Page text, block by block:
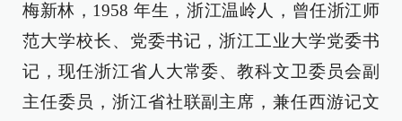
梅新林，1958 年生，浙江温岭人，曾任浙江师
范大学校长、党委书记，浙江工业大学党委书
记，现任浙江省人大常委、教科文卫委员会副
主任委员，浙江省社联副主席，兼任西游记文